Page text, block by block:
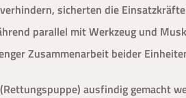
sicherten die
parallel mit Werkzeug und
Zusammenarbeit beider
ausfindig gemacht